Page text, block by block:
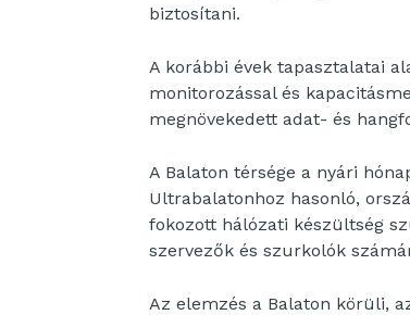
biztosítani.
A korábbi évek tapasztalatai
monitorozással és
megnövekedett adat- és
A Balaton térsége a nyári
Ultrabalatonhoz hasonló,
fokozott hálózati készültség
szervezők és szurkolók
Az elemzés a Balaton körüli,